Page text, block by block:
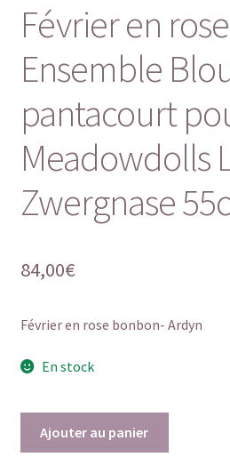
Février en
Ensemble
pantacourt
Meadowdolls
Zwergnase
84,00€
Février en rose bonbon- Ardyn
En stock
Ajouter au panier